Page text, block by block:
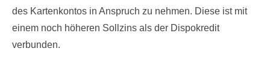
des Kartenkontos in Anspruch zu nehmen. Diese ist mit
einem noch höheren Sollzins als der Dispokredit
verbunden.